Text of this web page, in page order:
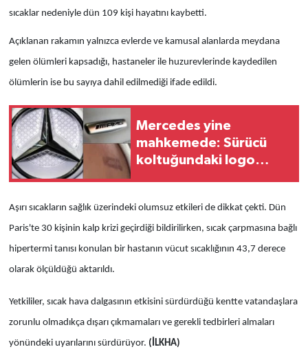
sıcaklar nedeniyle dün 109 kişi hayatını kaybetti.
Açıklanan rakamın yalnızca evlerde ve kamusal alanlarda meydana
gelen ölümleri kapsadığı, hastaneler ile huzurevlerinde kaydedilen
ölümlerin ise bu sayıya dahil edilmediği ifade edildi.
Mercedes yine
mahkemede: Sürücü
koltuğundaki logo
Aşırı sıcakların sağlık üzerindeki olumsuz etkileri de dikkat çekti. Dün
Paris'te 30 kişinin kalp krizi geçirdiği bildirilirken, sıcak çarpmasına bağlı
hipertermi tanısı konulan bir hastanın vücut sıcaklığının 43,7 derece
olarak ölçüldüğü aktarıldı.
Yetkililer, sıcak hava dalgasının etkisini sürdürdüğü kentte vatandaşlara
zorunlu olmadıkça dışarı çıkmamaları ve gerekli tedbirleri almaları
yönündeki uyarılarını sürdürüyor. (İLKHA)